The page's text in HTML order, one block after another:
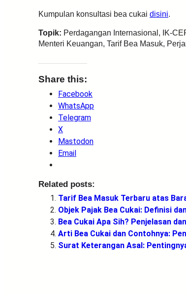
Kumpulan konsultasi bea cukai disini.
Topik: Perdagangan Internasional, IK-
Menteri Keuangan, Tarif Bea Masuk,
Share this:
Facebook
WhatsApp
Telegram
X
Mastodon
Email
Related posts:
Tarif Bea Masuk Terbaru atas
Objek Pajak Bea Cukai: Definisi
Bea Cukai Apa Sih? Penjelasan
Arti Bea Cukai dan Contohnya:
Surat Keterangan Asal: